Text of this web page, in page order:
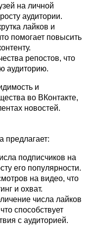
на личной
аудитории.
лайков и
помогает повысить
репостов, что
аудиторию.
и
во ВКонтакте,
новостей.
предлагает:
подписчиков на
его популярности.
на видео, что
и охват.
числа лайков
способствует
с аудиторией.